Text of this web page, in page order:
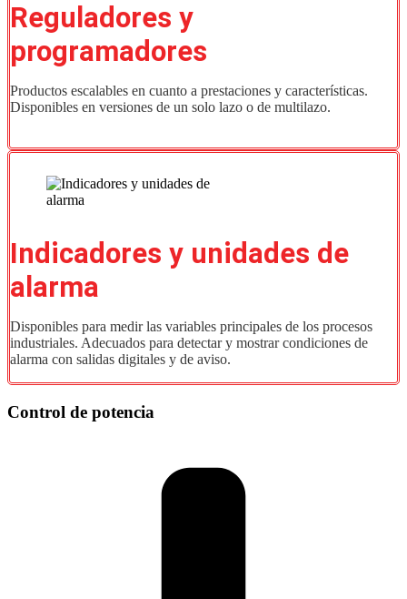
Reguladores y
programadores
Productos escalables en cuanto a prestaciones y características.
Disponibles en versiones de un solo lazo o de multilazo.
Indicadores y unidades de
alarma
Disponibles para medir las variables principales de los procesos
industriales. Adecuados para detectar y mostrar condiciones de
alarma con salidas digitales y de aviso.
Control de potencia